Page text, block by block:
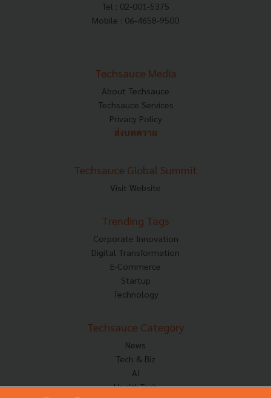
Tel : 02-001-5375
Mobile : 06-4658-9500
Techsauce Media
About Techsauce
Techsauce Services
Privacy Policy
ส่งบทความ
Techsauce Global Summit
Visit Website
Trending Tags
Corporate Innovation
Digital Transformation
E-Commerce
Startup
Technology
Techsauce Category
News
Tech & Biz
AI
HealthTech